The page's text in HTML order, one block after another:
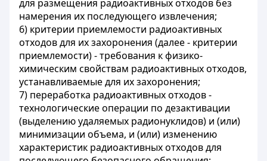
для размещения радиоактивных отходов без
намерения их последующего извлечения;
6) критерии приемлемости радиоактивных
отходов для их захоронения (далее - критерии
приемлемости) - требования к физико-
химическим свойствам радиоактивных отходов,
устанавливаемые для их захоронения;
7) переработка радиоактивных отходов -
технологические операции по дезактивации
(выделению удаляемых радионуклидов) и (или)
минимизации объема, и (или) изменению
характеристик радиоактивных отходов для